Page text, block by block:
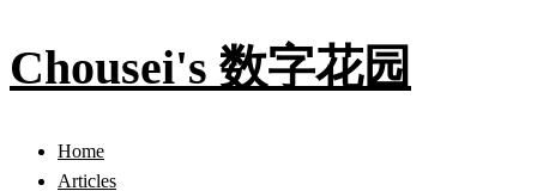
Chousei's 数字花园
Home
Articles